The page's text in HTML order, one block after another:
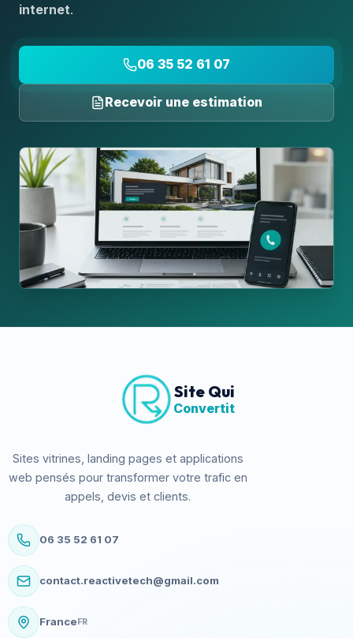
internet.
06 35 52 61 07
Recevoir une estimation
Site Qui
Convertit
Sites vitrines, landing pages et applications
web pensés pour transformer votre trafic en
appels, devis et clients.
06 35 52 61 07
contact.reactivetech@gmail.com
France FR